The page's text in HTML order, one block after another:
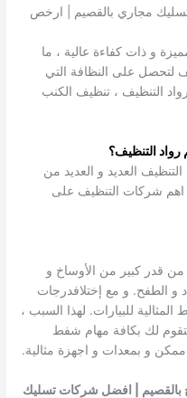
مجاري بالقصيم | ارخص
و ذات كفاءة عالية ، ما
لتحصل على النظافة التي
التنظيف ، تنظيف الكنب
التنظيف؟
العديد و العديد من
اهم شركات التنظيف على
من قدر كبير من الأوساخ و
و الطفح. و مع إختلافدرجات
للبيارات. لهذا السبب ،
لك بكافة مهام شفط
و بمعدات و اجهزة مثالية.
بالقصيم | افضل شركات تسليك